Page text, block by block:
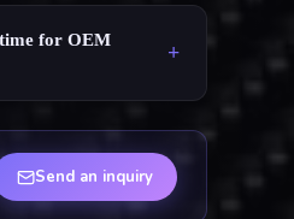
for OEM
+
Send an inquiry